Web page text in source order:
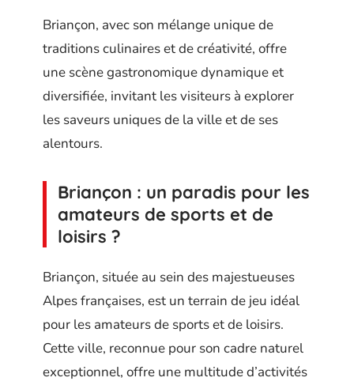
Briançon, avec son mélange unique de
traditions culinaires et de créativité, offre
une scène gastronomique dynamique et
diversifiée, invitant les visiteurs à explorer
les saveurs uniques de la ville et de ses
alentours.
Briançon : un paradis pour les
amateurs de sports et de
loisirs ?
Briançon, située au sein des majestueuses
Alpes françaises, est un terrain de jeu idéal
pour les amateurs de sports et de loisirs.
Cette ville, reconnue pour son cadre naturel
exceptionnel, offre une multitude d’activités